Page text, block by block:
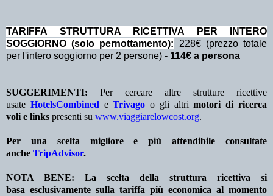
TA RIFFA STRUTTURA RICETTIVA PER INTERO
SOGGIORNO (solo pernottamento): 228€ (prezzo totale
per l'intero soggiorno per 2 persone) - 114€ a persona
SUGGERIMENTI: Per cercare altre strutture ricettive
usate HotelsCombined eTrivago o gli altrimotori di ricerca
voli e links presenti su www.viaggiarelowcost.org.
Per una scelta migliore e più attendibile consultate
anche TripAdvisor.
NOTA BENE: La scelta della struttura ricettiva si
basa esclusivamente sulla tariffa più economica al momento